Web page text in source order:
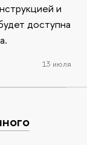
и
доступна
13 июля